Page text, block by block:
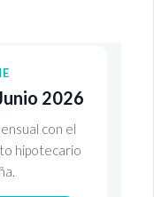
2026
con el
hipotecario